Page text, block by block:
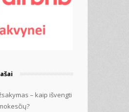
– kaip išvengti